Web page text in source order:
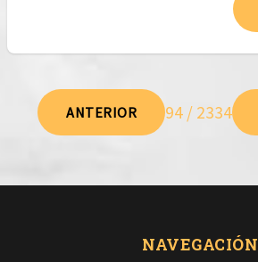
ANTERIOR 94 / 2334
NAVEGACIÓN